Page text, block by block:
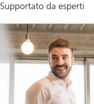
Supportato da esperti